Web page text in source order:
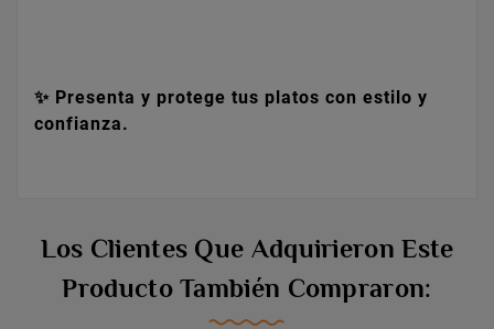
✨ Presenta y protege tus platos con estilo y
confianza.
Los Clientes Que Adquirieron Este
Producto También Compraron: